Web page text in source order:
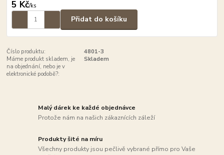
5 Kč/ks
Přidat do košíku
Číslo produktu:
4801-3
Máme produkt skladem, je
na objednání, nebo je v
elektronické podobě?:
Skladem
Malý dárek ke každé objednávce
Protože nám na našich zákaznících záleží
Produkty šité na míru
Všechny produkty jsou pečlivě vybrané přímo pro Vaše